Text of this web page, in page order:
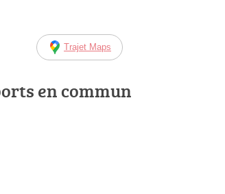
Trajet Maps
en commun